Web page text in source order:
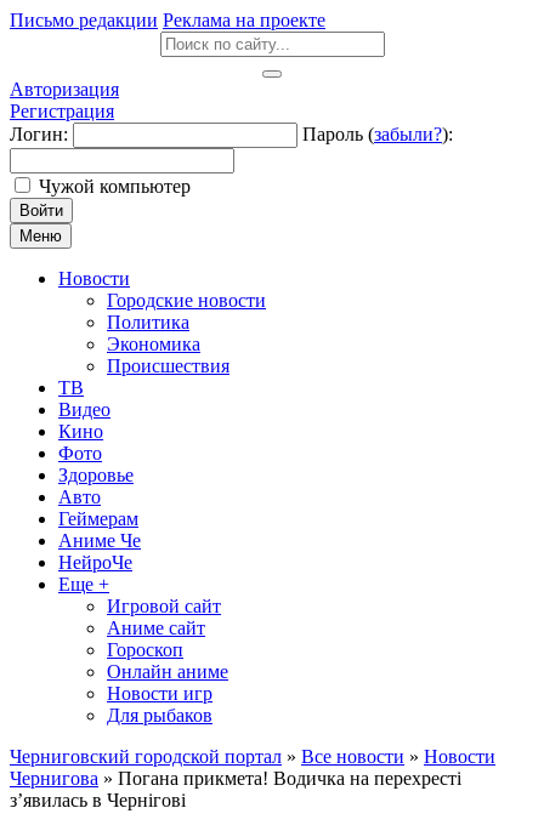
Письмо редакции Реклама на проекте
Авторизация
Регистрация
Логин:
Пароль (забыли?):
Чужой компьютер
Войти
Меню
Новости
Городские новости
Политика
Экономика
Происшествия
ТВ
Видео
Кино
Фото
Здоровье
Авто
Геймерам
Аниме Че
НейроЧе
Еще +
Игровой сайт
Аниме сайт
Гороскоп
Онлайн аниме
Новости игр
Для рыбаков
Черниговский городской портал » Все новости » Новости
Чернигова » Погана прикмета! Водичка на перехресті
з’явилась в Чернігові